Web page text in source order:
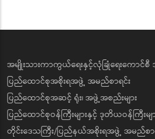
အမျိုးသားကာကွယ်ရေးနှင့်လုံခြုံရေးကောင်စီ
ပြည်ထောင်စုအစိုးရအဖွဲ့ အမည်စာရင်း
ပြည်ထောင်စုအဆင့် ရုံး၊ အဖွဲ့အစည်းများ
ပြည်ထောင်စုဝန်ကြီးများနှင့် ဒုတိယဝန်ကြီးမျာ
တိုင်းဒေသကြီး/ပြည်နယ်အစိုးရအဖွဲ့ အမည်စာ